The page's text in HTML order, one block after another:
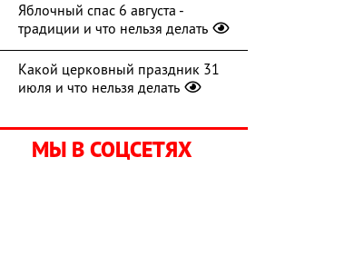
Яблочный спас 6 августа -
традиции и что нельзя делать
Какой церковный праздник 31
июля и что нельзя делать
МЫ В СОЦСЕТЯХ